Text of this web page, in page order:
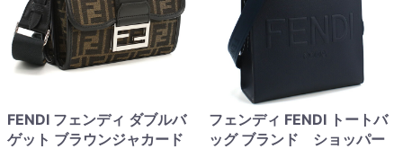
FENDI フェンディ ダブルバ
ゲット ブラウンジャカード
フェンディ FENDI トートバ
ッグ ブランド ショッパー